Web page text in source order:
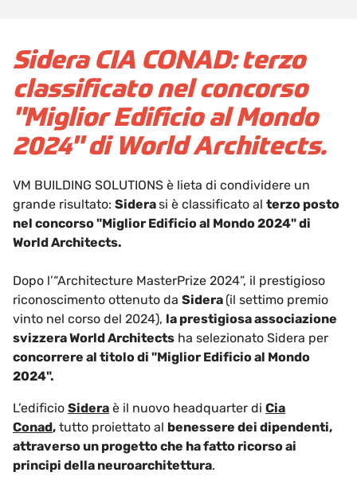
Sidera CIA CONAD: terzo
classificato nel concorso
"Miglior Edificio al Mondo
2024" di World Architects.
VM BUILDING SOLUTIONS è lieta di condividere un
grande risultato: Siderasi è classificato al terzo posto
nel concorso "Miglior Edificio al Mondo 2024" di
World Architects.
Dopo l’“Architecture MasterPrize 2024”, il prestigioso
riconoscimento ottenuto da Sidera (il settimo premio
vinto nel corso del 2024), la prestigiosa associazione
svizzera World Architects ha selezionato Sidera per
concorrere al titolo di "Miglior Edificio al Mondo
2024".
L’edificio Sidera è il nuovo headquarter di Cia
Conad, tutto proiettato al benessere dei dipendenti,
attraverso un progetto che ha fatto ricorso ai
principi della neuroarchitettura.